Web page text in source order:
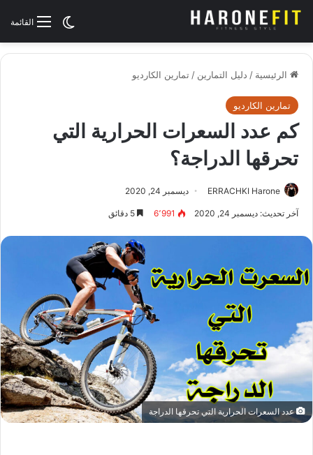
القائمةالوضع
الرئيسية / دليل التمارين / تمارين الكارديو
تمارين الكارديو
كم عدد السعرات الحرارية التي
تحرقها الدراجة؟
ERRACHKI Harone ديسمبر 24, 2020
آخر تحديث: ديسمبر 24, 2020 6٬991
عدد السعرات الحرارية التي تحرقها الدراجة